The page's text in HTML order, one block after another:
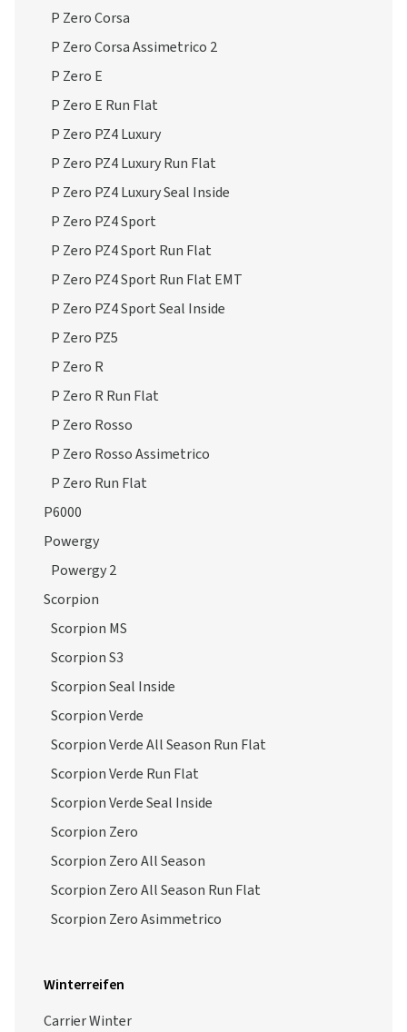
P Zero Corsa
P Zero Corsa Assimetrico 2
P Zero E
P Zero E Run Flat
P Zero PZ4 Luxury
P Zero PZ4 Luxury Run Flat
P Zero PZ4 Luxury Seal Inside
P Zero PZ4 Sport
P Zero PZ4 Sport Run Flat
P Zero PZ4 Sport Run Flat EMT
P Zero PZ4 Sport Seal Inside
P Zero PZ5
P Zero R
P Zero R Run Flat
P Zero Rosso
P Zero Rosso Assimetrico
P Zero Run Flat
P6000
Powergy
Powergy 2
Scorpion
Scorpion MS
Scorpion S3
Scorpion Seal Inside
Scorpion Verde
Scorpion Verde All Season Run Flat
Scorpion Verde Run Flat
Scorpion Verde Seal Inside
Scorpion Zero
Scorpion Zero All Season
Scorpion Zero All Season Run Flat
Scorpion Zero Asimmetrico
Winterreifen
Carrier Winter